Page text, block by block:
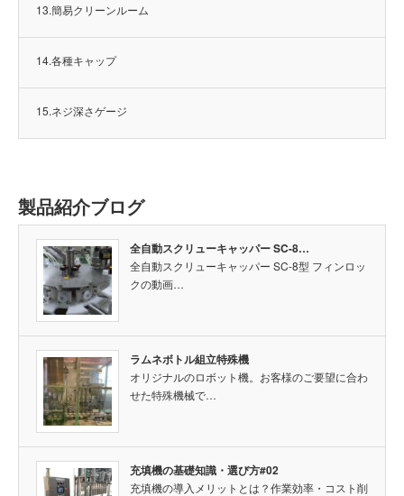
13.簡易クリーンルーム
14.各種キャップ
15.ネジ深さゲージ
製品紹介ブログ
全自動スクリューキャッパー SC-8…
全自動スクリューキャッパー SC-8型 フィンロッ
クの動画…
ラムネボトル組立特殊機
オリジナルのロボット機。お客様のご要望に合わ
せた特殊機械で…
充填機の基礎知識・選び方#02
充填機の導入メリットとは？作業効率・コスト削